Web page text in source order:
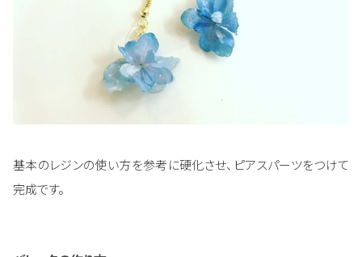
基本のレジンの使い方を参考に硬化させ、ピアスパーツをつけて
完成です。